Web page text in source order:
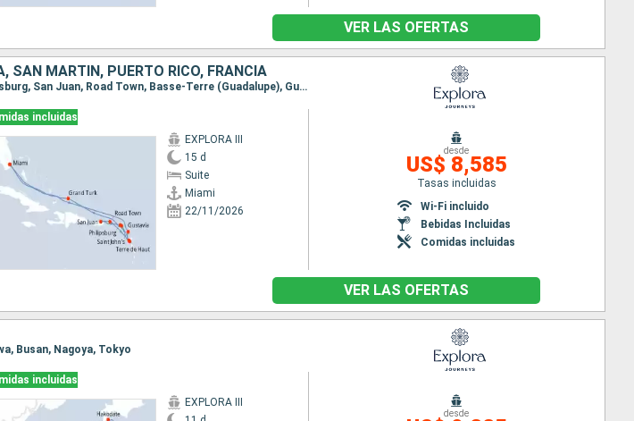
VER LAS OFERTAS
SAN MARTÍN, PUERTO RICO, FRANCIA
Itinerario : Miami, Saint John's, Terre de Haut, Philipsburg, San Juan, Road Town, Basse-Terre (Guadalupe), Gustavia, Grand Turk, Miami
incluidas
EXPLORA III
15 d
Suite
Miami
22/11/2026
desde
US$ 8,585
Tasas incluidas
Wi-Fi incluido
Bebidas Incluidas
Comidas incluidas
VER LAS OFERTAS
Busan, Nagoya, Tokyo
incluidas
EXPLORA III
desde